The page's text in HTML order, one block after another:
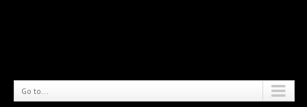
Go to...